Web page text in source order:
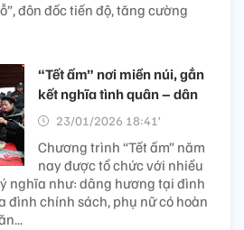
đôn đốc tiến độ, tăng cường
“Tết ấm” nơi miền núi, gắn
kết nghĩa tình quân – dân
23/01/2026 18:41’
Chương trình “Tết ấm” năm
nay được tổ chức với nhiều
nghĩa như: dâng hương tại đình
đình chính sách, phụ nữ có hoàn